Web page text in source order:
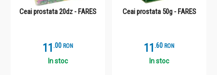
Ceai prostata 20dz - FARES
11 .0 RON
In stoc
Ceai prostata 50g - FARES
11 .6 RON
In stoc